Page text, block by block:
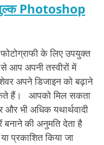
Photoshop
के लिए उपयुक्त
आप अपनी तस्वीरों में
अपने डिजाइन को बढ़ाने
हैं। आपको मिल सकता
भी अधिक यथार्थवादी
बनाने की अनुमति देता है
प्रकाशित किया जा